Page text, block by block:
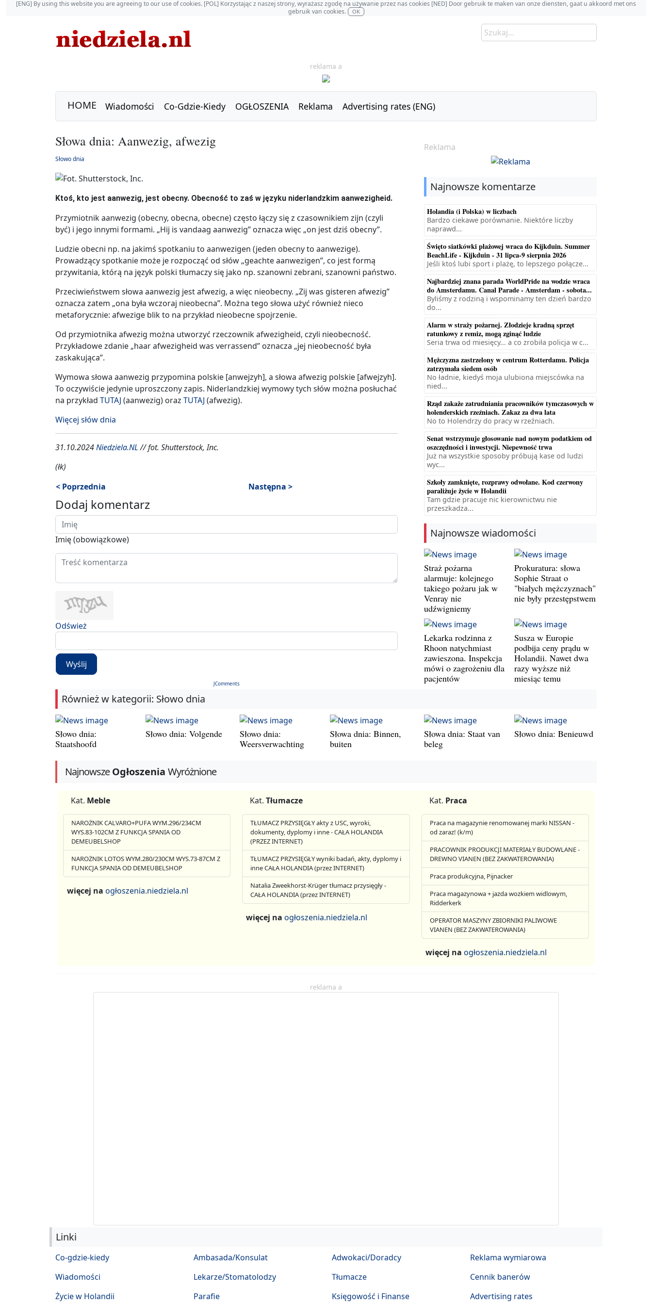
[ENG] By using this website you are agreeing to our use of cookies. [POL] Korzystając z naszej strony, wyrażasz zgodę na używanie przez nas cookies [NED] Door gebruik te maken van onze diensten, gaat u akkoord met ons
gebruik van cookies.
OK
reklama a
HOME Wiadomości Co-Gdzie-Kiedy OGŁOSZENIA Reklama Advertising rates (ENG)
Słowa dnia: Aanwezig, afwezig
Słowo dnia
Ktoś, kto jest aanwezig, jest obecny. Obecność to zaś w języku niderlandzkim aanwezigheid.
Przymiotnik aanwezig (obecny, obecna, obecne) często łączy się z czasownikiem zijn (czyli
być) i jego innymi formami. „Hij is vandaag aanwezig” oznacza więc „on jest dziś obecny”.
Ludzie obecni np. na jakimś spotkaniu to aanwezigen (jeden obecny to aanwezige).
Prowadzący spotkanie może je rozpocząć od słów „geachte aanwezigen”, co jest formą
przywitania, którą na język polski tłumaczy się jako np. szanowni zebrani, szanowni państwo.
Przeciwieństwem słowa aanwezig jest afwezig, a więc nieobecny. „Zij was gisteren afwezig”
oznacza zatem „ona była wczoraj nieobecna”. Można tego słowa użyć również nieco
metaforycznie: afwezige blik to na przykład nieobecne spojrzenie.
Od przymiotnika afwezig można utworzyć rzeczownik afwezigheid, czyli nieobecność.
Przykładowe zdanie „haar afwezigheid was verrassend” oznacza „jej nieobecność była
zaskakująca”.
Wymowa słowa aanwezig przypomina polskie [anwejzyh], a słowa afwezig polskie [afwejzyh].
To oczywiście jedynie uproszczony zapis. Niderlandzkiej wymowy tych słów można posłuchać
na przykład TUTAJ (aanwezig) oraz TUTAJ (afwezig).
Więcej słów dnia
31.10.2024Niedziela.NL// fot. Shutterstock, Inc.
(łk)
< Poprzednia
Następna >
Dodaj komentarz
Imię (obowiązkowe)
Odśwież
Wyślij
JComments
Reklama
Najnowsze komentarze
Holandia (i Polska) w liczbach
Bardzo ciekawe porównanie. Niektóre liczby
naprawd...
Święto siatkówki plażowej wraca do Kijkduin. Summer
BeachLife - Kijkduin - 31 lipca-9 sierpnia 2026
Jeśli ktoś lubi sport i plażę, to lepszego połącze...
Najbardziej znana parada WorldPride na wodzie wraca
do Amsterdamu. Canal Parade - Amsterdam - sobota...
Byliśmy z rodziną i wspominamy ten dzień bardzo
do...
Alarm w straży pożarnej. Złodzieje kradną sprzęt
ratunkowy z remiz, mogą zginąć ludzie
Seria trwa od miesięcy... a co zrobiła policja w c...
Mężczyzna zastrzelony w centrum Rotterdamu. Policja
zatrzymała siedem osób
No ładnie, kiedyś moja ulubiona miejscówka na
nied...
Rząd zakaże zatrudniania pracowników tymczasowych w
holenderskich rzeźniach. Zakaz za dwa lata
No to Holendrzy do pracy w rzeźniach.
Senat wstrzymuje głosowanie nad nowym podatkiem od
oszczędności i inwestycji. Niepewność trwa
Już na wszystkie sposoby próbują kase od ludzi
wyc...
Szkoły zamknięte, rozprawy odwołane. Kod czerwony
paraliżuje życie w Holandii
Tam gdzie pracuje nic kierownictwu nie
przeszkadza...
Najnowsze wiadomości
Straż pożarna
alarmuje: kolejnego
takiego pożaru jak w
Venray nie
udźwigniemy
Prokuratura: słowa
Sophie Straat o
"białych mężczyznach"
nie były przestępstwem
Lekarka rodzinna z
Rhoon natychmiast
zawieszona. Inspekcja
mówi o zagrożeniu dla
pacjentów
Susza w Europie
podbija ceny prądu w
Holandii. Nawet dwa
razy wyższe niż
miesiąc temu
Również w kategorii: Słowo dnia
Słowo dnia:
Staatshoofd
Słowo dnia: Volgende
Słowo dnia:
Weersverwachting
Słowa dnia: Binnen,
buiten
Słowa dnia: Staat van
beleg
Słowo dnia: Benieuwd
NajnowszeOgłoszenia Wyróżnione
Kat. Meble
NAROŻNIK CALVARO+PUFA WYM.296/234CM
WYS.83-102CM Z FUNKCJA SPANIA OD
DEMEUBELSHOP
NAROŻNIK LOTOS WYM.280/230CM WYS.73-87CM Z
FUNKCJA SPANIA OD DEMEUBELSHOP
więcej na ogłoszenia.niedziela.nl
Kat. Tłumacze
TŁUMACZ PRZYSIĘGŁY akty z USC, wyroki,
dokumenty, dyplomy i inne - CAŁA HOLANDIA
(PRZEZ INTERNET)
TŁUMACZ PRZYSIĘGŁY wyniki badań, akty, dyplomy i
inne CAŁA HOLANDIA (przez INTERNET)
Natalia Zweekhorst-Krüger tłumacz przysięgły -
CAŁA HOLANDIA (przez INTERNET)
więcej naogłoszenia.niedziela.nl
Kat. Praca
Praca na magazynie renomowanej marki NISSAN -
od zaraz! (k/m)
PRACOWNIK PRODUKCJI MATERIAŁY BUDOWLANE -
DREWNO VIANEN (BEZ ZAKWATEROWANIA)
Praca produkcyjna, Pijnacker
Praca magazynowa + jazda wozkiem widlowym,
Ridderkerk
OPERATOR MASZYNY ZBIORNIKI PALIWOWE
VIANEN (BEZ ZAKWATEROWANIA)
więcej na ogłoszenia.niedziela.nl
reklama a
Linki
Co-gdzie-kiedy
Wiadomości
Życie w Holandii
Ambasada/Konsulat
Lekarze/Stomatolodzy
Parafie
Adwokaci/Doradcy
Tłumacze
Księgowość i Finanse
Reklama wymiarowa
Cennik banerów
Advertising rates